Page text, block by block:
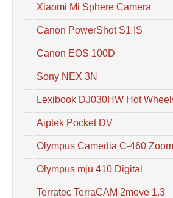
Xiaomi Mi Sphere Camera
Canon PowerShot S1 IS
Canon EOS 100D
Sony NEX 3N
Lexibook DJ030HW Hot
Aiptek Pocket DV
Olympus Camedia C-460
Olympus mju 410 Digital
Terratec TerraCAM 2move 1.3